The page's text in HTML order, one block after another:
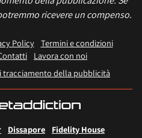
ricevere un compenso.
Policy
Termini e condizioni
Lavora con noi
tracciamento della pubblicità
Dissapore
Fidelity House